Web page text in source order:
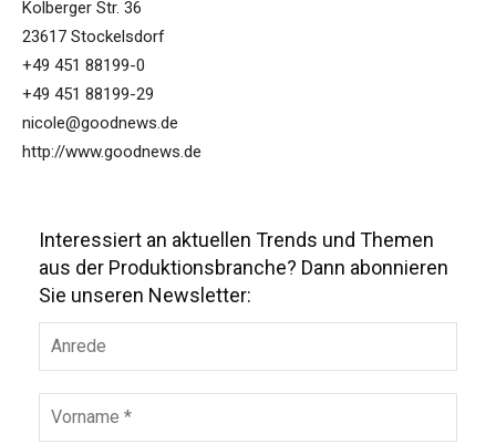
Kolberger Str. 36
23617 Stockelsdorf
+49 451 88199-0
+49 451 88199-29
nicole@goodnews.de
http://www.goodnews.de
Interessiert an aktuellen Trends und Themen
aus der Produktionsbranche? Dann abonnieren
Sie unseren Newsletter: